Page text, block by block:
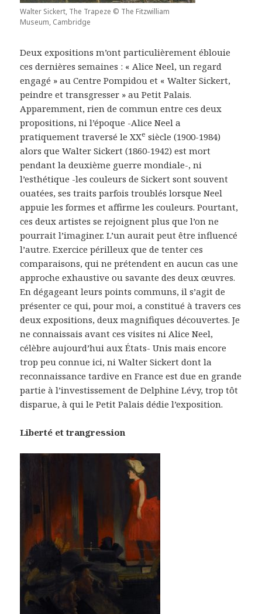
Walter Sickert, The Trapeze © The Fitzwilliam
Museum, Cambridge
Deux expositions m’ont particulièrement éblouie
ces dernières semaines : « Alice Neel, un regard
engagé » au Centre Pompidou et « Walter Sickert,
peindre et transgresser » au Petit Palais.
Apparemment, rien de commun entre ces deux
propositions, ni l’époque -Alice Neel a
pratiquement traversé le XXe siècle (1900-1984)
alors que Walter Sickert (1860-1942) est mort
pendant la deuxième guerre mondiale-, ni
l’esthétique -les couleurs de Sickert sont souvent
ouatées, ses traits parfois troublés lorsque Neel
appuie les formes et affirme les couleurs. Pourtant,
ces deux artistes se rejoignent plus que l’on ne
pourrait l’imaginer. L’un aurait peut être influencé
l’autre. Exercice périlleux que de tenter ces
comparaisons, qui ne prétendent en aucun cas une
approche exhaustive ou savante des deux œuvres.
En dégageant leurs points communs, il s’agit de
présenter ce qui, pour moi, a constitué à travers ces
deux expositions, deux magnifiques découvertes. Je
ne connaissais avant ces visites ni Alice Neel,
célèbre aujourd’hui aux États- Unis mais encore
trop peu connue ici, ni Walter Sickert dont la
reconnaissance tardive en France est due en grande
partie à l’investissement de Delphine Lévy, trop tôt
disparue, à qui le Petit Palais dédie l’exposition.
Liberté et trangression